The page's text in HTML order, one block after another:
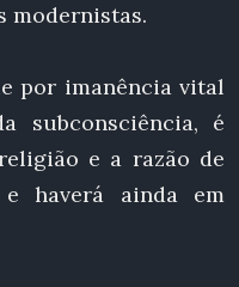
modernistas.
por imanência vital
subconsciência, é
e a razão de
haverá ainda em